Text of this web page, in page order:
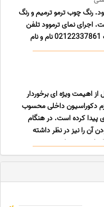
رنگ چوب ترمو ترمیم و رنگ
اجرای نمای ترموود تلفن
همراه 09121580940 تلفن ثابت 02122337861 نام و نام
آدرس
از اهیمت ویژه ای برخوردار
دکوراسیون داخلی محسوب
پیدا کرده است. در هنگام
آن را نیز در نظر داشته
منزل روح ... ...